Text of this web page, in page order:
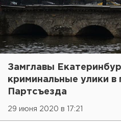
Замглавы
криминальные улики в
Партсъезда
29 июня 2020 в 17:21